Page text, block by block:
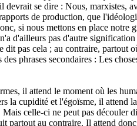
devrait se dire : Nous, marxistes,
de production, que
si nous mettons en place notre
d'ailleurs pas d'autre
dit pas cela ; au contraire, partout
des phrases secondaires : Les
il attend le moment où les
la cupidité et l'égoïsme, il attend
Mais celle-ci ne peut pas découler
partout au contraire. Il attend